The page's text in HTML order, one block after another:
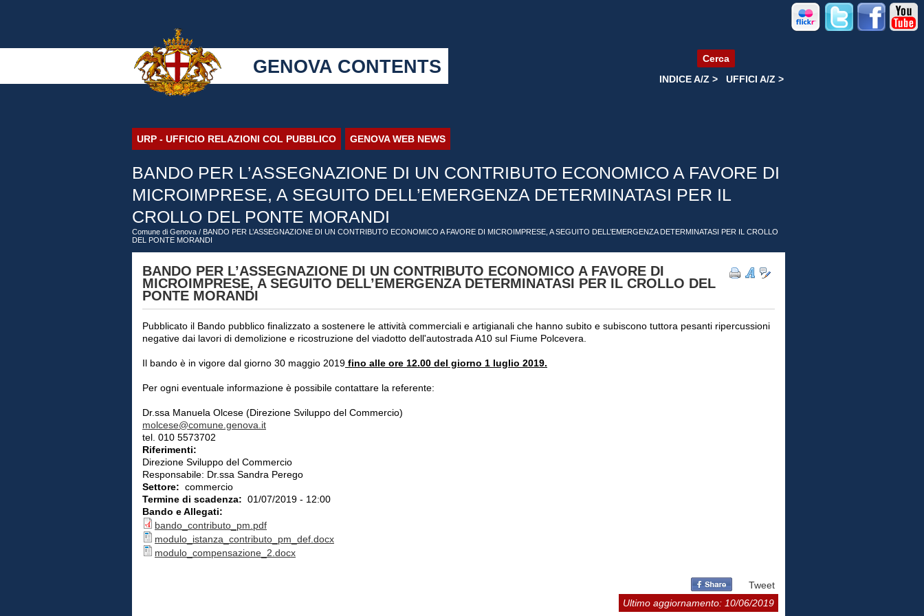
GENOVA CONTENTS
Cerca
INDICE A/Z >
UFFICI A/Z >
URP - UFFICIO RELAZIONI COL PUBBLICO GENOVA WEB NEWS
BANDO PER L’ASSEGNAZIONE DI UN CONTRIBUTO ECONOMICO A FAVORE DI
MICROIMPRESE, A SEGUITO DELL’EMERGENZA DETERMINATASI PER IL
CROLLO DEL PONTE MORANDI
Comune di Genova / BANDO PER L’ASSEGNAZIONE DI UN CONTRIBUTO ECONOMICO A FAVORE DI MICROIMPRESE, A SEGUITO DELL’EMERGENZA DETERMINATASI PER IL CROLLO
DEL PONTE MORANDI
BANDO PER L’ASSEGNAZIONE DI UN CONTRIBUTO ECONOMICO A FAVORE DI
MICROIMPRESE, A SEGUITO DELL’EMERGENZA DETERMINATASI PER IL CROLLO DEL
PONTE MORANDI
Pubblicato il Bando pubblico finalizzato a sostenere le attività commerciali e artigianali che hanno subito e subiscono tuttora pesanti ripercussioni
negative dai lavori di demolizione e ricostruzione del viadotto dell'autostrada A10 sul Fiume Polcevera.
Il bando è in vigore dal giorno 30 maggio 2019 fino alle ore 12.00 del giorno 1 luglio 2019.
Per ogni eventuale informazione è possibile contattare la referente:
Dr.ssa Manuela Olcese (Direzione Sviluppo del Commercio)
molcese@comune.genova.it
tel. 010 5573702
Riferimenti:
Direzione Sviluppo del Commercio
Responsabile: Dr.ssa Sandra Perego
Settore: commercio
Termine di scadenza: 01/07/2019 - 12:00
Bando e Allegati:
bando_contributo_pm.pdf
modulo_istanza_contributo_pm_def.docx
modulo_compensazione_2.docx
Tweet
Ultimo aggiornamento: 10/06/2019